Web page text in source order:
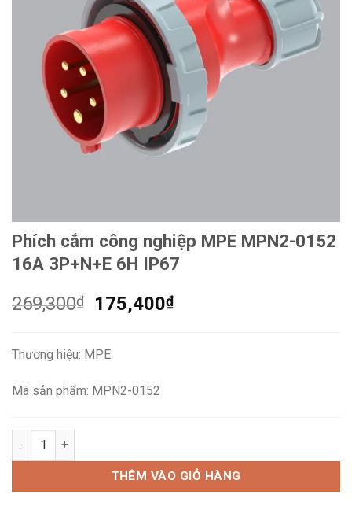
Phích cắm công nghiệp MPE MPN2-0152
16A 3P+N+E 6H IP67
269,300₫
Giá
269,300₫.
175,400₫Giá
Thương hiệu: MPE
Mã sản phẩm: MPN2-0152
Phích cắm công nghiệp MPE MPN2-0152 16A 3P+N+E 6H IP67
THÊM VÀO GIỎ HÀNG